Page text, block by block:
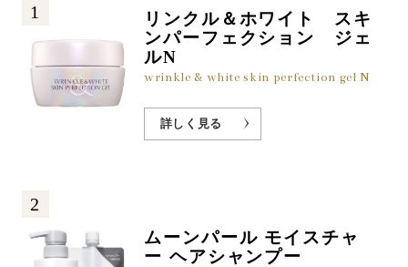
1
リンクル＆ホワイト スキ
ンパーフェクション ジェ
ルN
wrinkle & white skin perfection gel N
詳しく見る
2
ムーンパール モイスチャ
ー ヘアシャンプー